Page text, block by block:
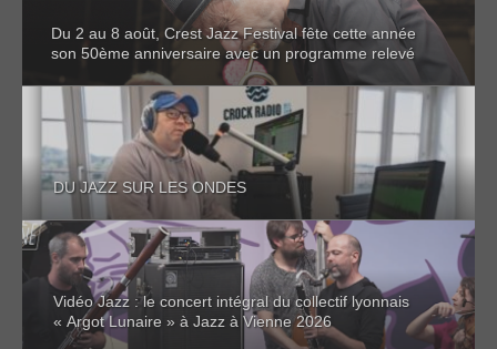
Du 2 au 8 août, Crest Jazz Festival fête cette année
son 50ème anniversaire avec un programme relevé
DU JAZZ SUR LES ONDES
Vidéo Jazz : le concert intégral du collectif lyonnais
« Argot Lunaire » à Jazz à Vienne 2026